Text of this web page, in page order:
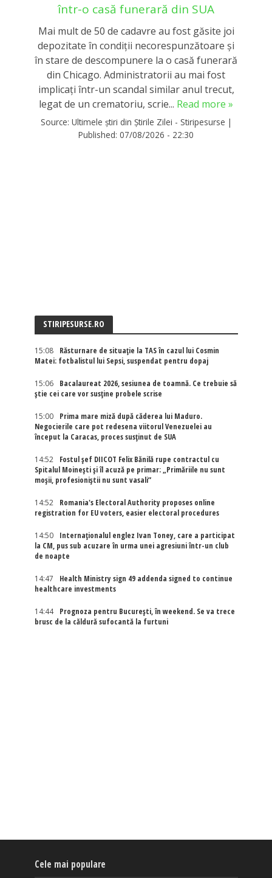
într-o casă funerară din SUA
Mai mult de 50 de cadavre au fost găsite joi
depozitate în condiții necorespunzătoare și
în stare de descompunere la o casă funerară
din Chicago. Administratorii au mai fost
implicați într-un scandal similar anul trecut,
legat de un crematoriu, scrie... Read more »
Source: Ultimele știri din Știrile Zilei - Stiripesurse |
Published: 07/08/2026 - 22:30
STIRIPESURSE.RO
15:08
Răsturnare de situație la TAS în cazul lui Cosmin
Matei: fotbalistul lui Sepsi, suspendat pentru dopaj
15:06
Bacalaureat 2026, sesiunea de toamnă. Ce trebuie să
știe cei care vor susține probele scrise
15:00
Prima mare miză după căderea lui Maduro.
Negocierile care pot redesena viitorul Venezuelei au
început la Caracas, proces susținut de SUA
14:52
Fostul șef DIICOT Felix Bănilă rupe contractul cu
Spitalul Moinești și îl acuză pe primar: „Primăriile nu sunt
moșii, profesioniștii nu sunt vasali”
14:52
Romania's Electoral Authority proposes online
registration for EU voters, easier electoral procedures
14:50
Internaţionalul englez Ivan Toney, care a participat
la CM, pus sub acuzare în urma unei agresiuni într-un club
de noapte
14:47
Health Ministry sign 49 addenda signed to continue
healthcare investments
14:44
Prognoza pentru București, în weekend. Se va trece
brusc de la căldură sufocantă la furtuni
Cele mai populare